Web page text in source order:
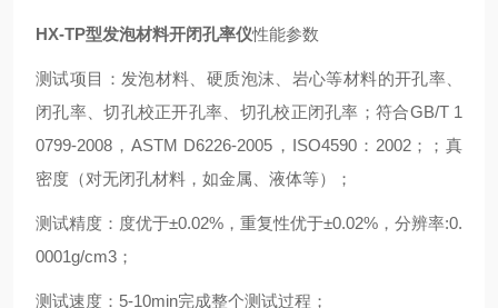
HX-TP型发泡材料开闭孔率仪性能参数
测试项目：发泡材料、硬质泡沫、岩心等材料的开孔率、
闭孔率、切孔校正开孔率、切孔校正闭孔率；符合GB/T 1
0799-2008，ASTM D6226-2005，ISO4590：2002；；真
密度（对无闭孔材料，如金属、液体等）；
测试精度：度优于±0.02%，重复性优于±0.02%，分辨率:0.
0001g/cm3；
测试速度：5-10min完成整个测试过程；